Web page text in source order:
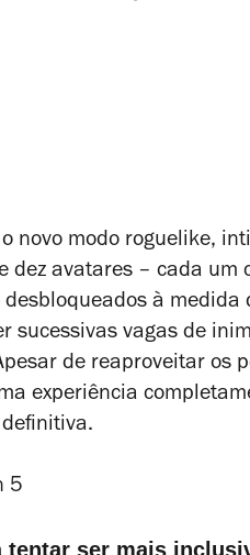
novo modo roguelike,
dez avatares – cada um
à medida
sucessivas vagas de
de reaproveitar os
experiência
5
tentar ser mais